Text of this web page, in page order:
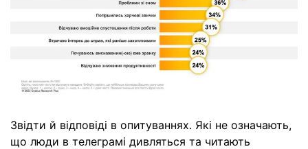
Звідти й відповіді в опитуваннях. Які не означають,
що люди в телеграмі дивляться та читають